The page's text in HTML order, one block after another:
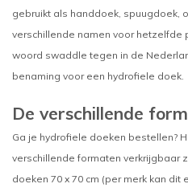
gebruikt als handdoek, spuugdoek,
verschillende namen voor hetzelfde
woord swaddle tegen in de
benaming voor een hydrofiele doek.
De verschillende
Ga je hydrofiele doeken bestellen?
verschillende formaten verkrijgbaar
doeken 70 x 70 cm (per merk kan dit